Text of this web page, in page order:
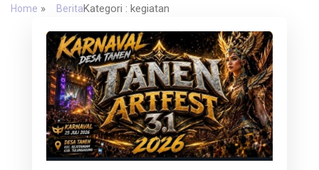
Home » BeritaKategori : kegiatan